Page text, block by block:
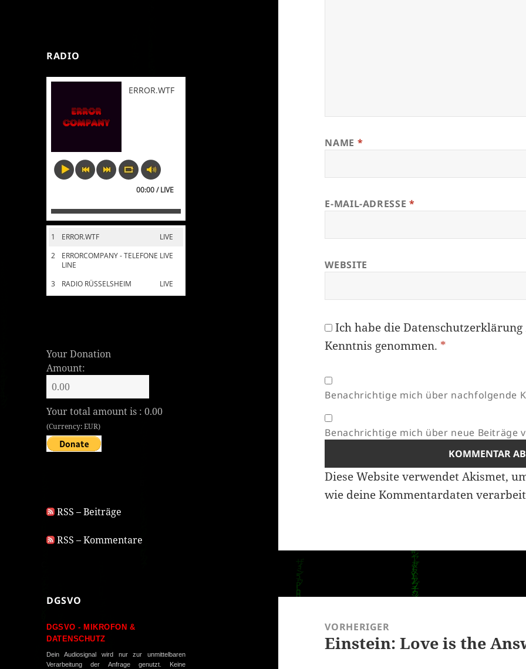
RADIO
ERROR.WTF
00:00 / LIVE
1 LIVE
ERROR.WTF
2
LIVE
ERRORCOMPANY - TELEFONE
LINE
3
LIVE
RADIO RÜSSELSHEIM
Your Donation
Amount:
Your total amount is :0.00
(Currency: EUR)
RSS – Beiträge
RSS – Kommentare
DGSVO
DGSVO - MIKROFON &
DATENSCHUTZ
Dein Audiosignal wird nur zur unmittelbaren
Verarbeitung der Anfrage genutzt. Keine
NAME *
E-MAIL-ADRESSE *
WEBSITE
Ich habe dieDatenschutzerklärung
Kenntnis genommen. *
Benachrichtige mich über nachfolgende
Benachrichtige mich über neue Beiträge
Diese Website verwendet Akismet,
wie deine Kommentardaten
VORHERIGER
Vorheriger
Einstein: Love is the